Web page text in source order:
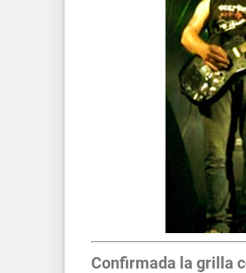
Confirmada la grilla